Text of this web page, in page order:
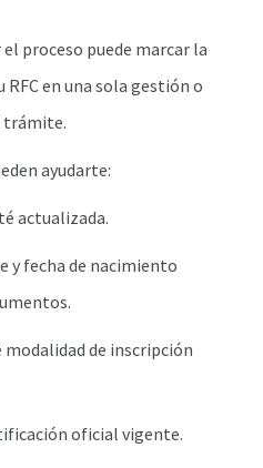
proceso puede marcar la
en una sola gestión o
trámite.
ayudarte:
actualizada.
y fecha de nacimiento
modalidad de inscripción
oficial vigente.